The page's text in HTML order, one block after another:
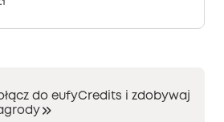
do eufyCredits i zdobywaj